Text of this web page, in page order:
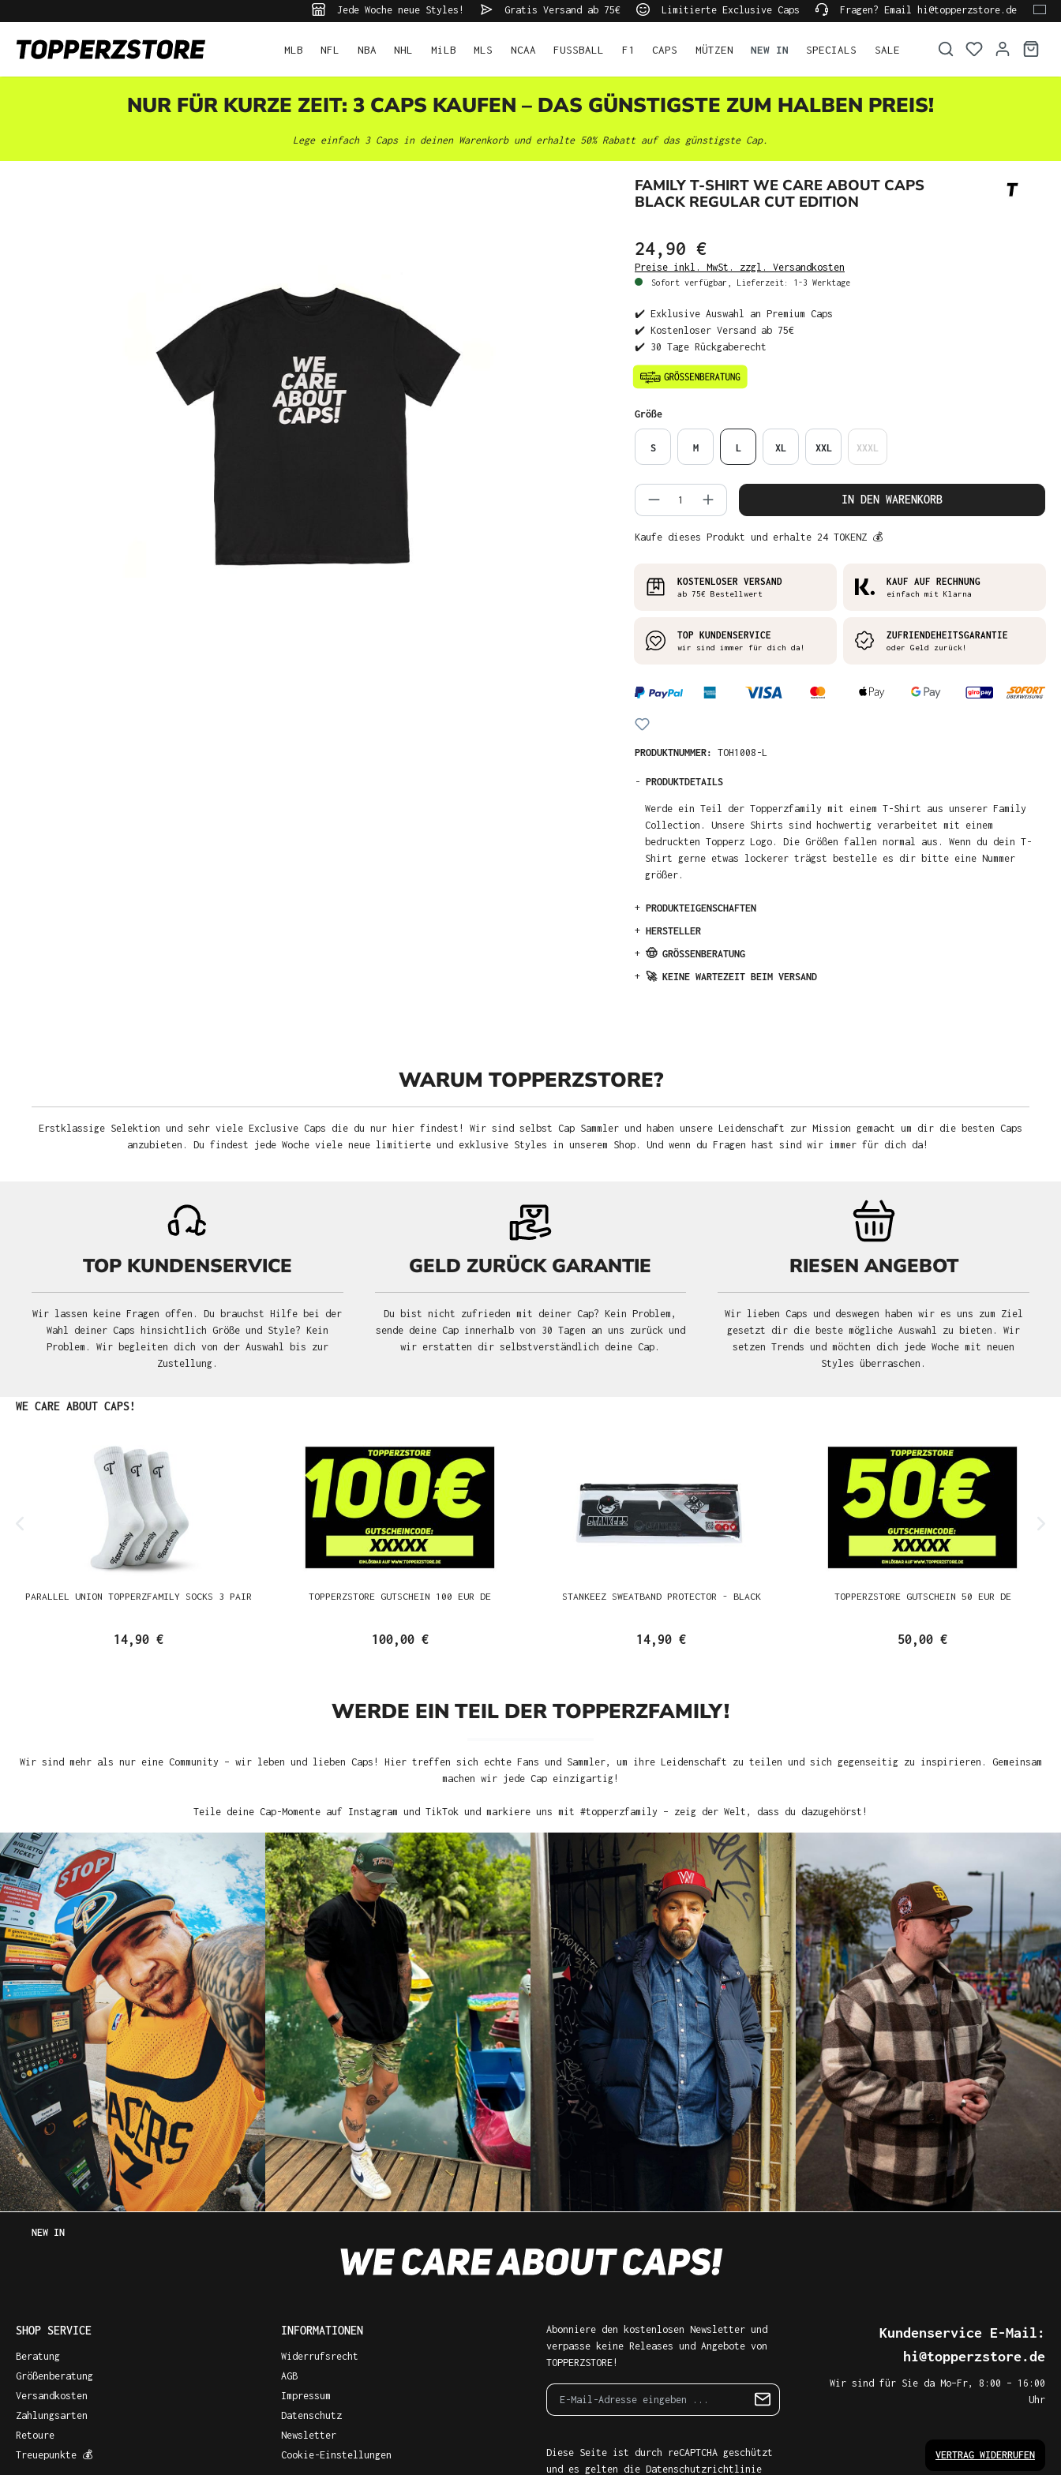
Jede Woche neue Styles! Gratis Versand ab 75€ Limitierte Exclusive Caps Fragen? Email hi@topperzstore.de
MLB NFL NBA NHL MiLB MLS NCAA FUSSBALL F1 CAPS MÜTZEN NEW IN SPECIALS SALE
NUR FÜR KURZE ZEIT: 3 CAPS KAUFEN – DAS GÜNSTIGSTE ZUM HALBEN PREIS!
Lege einfach 3 Caps in deinen Warenkorb und erhalte 50% Rabatt auf das günstigste Cap.
FAMILY T-SHIRT WE CARE ABOUT CAPS
BLACK REGULAR CUT EDITION
24,90 €
Preise inkl. MwSt. zzgl. Versandkosten
Sofort verfügbar, Lieferzeit: 1-3 Werktage
✔️ Exklusive Auswahl an Premium Caps
✔️ Kostenloser Versand ab 75€
✔️ 30 Tage Rückgaberecht
Größeauswählen
S M L XL XXL XXXL
Produkt Anzahl: Gib den gewünschten Wert
IN DEN WARENKORB
Kaufe dieses Produkt und erhalte 24 TOKENZ 💰
KOSTENLOSER VERSAND
ab 75€ Bestellwert
KAUF AUF RECHNUNG
einfach mit Klarna
TOP KUNDENSERVICE
wir sind immer für dich da!
ZUFRIENDEHEITSGARANTIE
oder Geld zurück!
PRODUKTNUMMER: TOH1008-L
- PRODUKTDETAILS
Werde ein Teil der Topperzfamily mit einem T-Shirt aus unserer Family
Collection. Unsere Shirts sind hochwertig verarbeitet mit einem
bedruckten Topperz Logo. Die Größen fallen normal aus. Wenn du dein T-
Shirt gerne etwas lockerer trägst bestelle es dir bitte eine Nummer
größer.
+ PRODUKTEIGENSCHAFTEN
+ HERSTELLER
+ 🤠 GRÖSSENBERATUNG
+ 🚀 KEINE WARTEZEIT BEIM VERSAND
WARUM TOPPERZSTORE?
Erstklassige Selektion und sehr viele Exclusive Caps die du nur hier findest! Wir sind selbst Cap Sammler und haben unsere Leidenschaft zur Mission gemacht um dir die besten Caps
anzubieten. Du findest jede Woche viele neue limitierte und exklusive Styles in unserem Shop. Und wenn du Fragen hast sind wir immer für dich da!
TOP KUNDENSERVICE
Wir lassen keine Fragen offen. Du brauchst Hilfe bei der
Wahl deiner Caps hinsichtlich Größe und Style? Kein
Problem. Wir begleiten dich von der Auswahl bis zur
Zustellung.
GELD ZURÜCK GARANTIE
Du bist nicht zufrieden mit deiner Cap? Kein Problem,
sende deine Cap innerhalb von 30 Tagen an uns zurück und
wir erstatten dir selbstverständlich deine Cap.
RIESEN ANGEBOT
Wir lieben Caps und deswegen haben wir es uns zum Ziel
gesetzt dir die beste mögliche Auswahl zu bieten. Wir
setzen Trends und möchten dich jede Woche mit neuen
Styles überraschen.
Produktgalerie überspringen
WE CARE ABOUT CAPS!
PARALLEL UNION TOPPERZFAMILY SOCKS 3 PAIR
14,90 €
TOPPERZSTORE GUTSCHEIN 100 EUR DE
100,00 €
STANKEEZ SWEATBAND PROTECTOR - BLACK
14,90 €
TOPPERZSTORE GUTSCHEIN 50 EUR DE
50,00 €
WERDE EIN TEIL DER TOPPERZFAMILY!
Wir sind mehr als nur eine Community – wir leben und lieben Caps! Hier treffen sich echte Fans und Sammler, um ihre Leidenschaft zu teilen und sich gegenseitig zu inspirieren. Gemeinsam
machen wir jede Cap einzigartig!
Teile deine Cap-Momente auf Instagram und TikTok und markiere uns mit #topperzfamily – zeig der Welt, dass du dazugehörst!
NEW IN
SHOP SERVICE
Beratung
Größenberatung
Versandkosten
Zahlungsarten
Retoure
Treuepunkte 💰
INFORMATIONEN
Widerrufsrecht
AGB
Impressum
Datenschutz
Newsletter
Cookie-Einstellungen
Abonniere den kostenlosen Newsletter und
verpasse keine Releases und Angebote von
TOPPERZSTORE!
Diese Seite ist durch reCAPTCHA geschützt
und es gelten die Datenschutzrichtlinie
Kundenservice E-Mail:
hi@topperzstore.de
Wir sind für Sie da Mo–Fr, 8:00 – 16:00
Uhr
VERTRAG WIDERRUFEN